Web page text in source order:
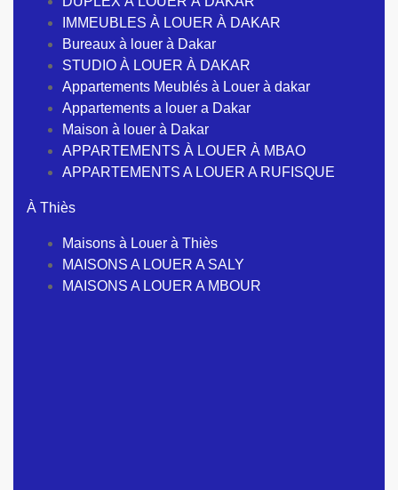
IMMEUBLES À LOUER À DAKAR
Bureaux à louer à Dakar
STUDIO À LOUER À DAKAR
Appartements Meublés à Louer à dakar
Appartements a louer a Dakar
Maison à louer à Dakar
APPARTEMENTS À LOUER À MBAO
APPARTEMENTS A LOUER A RUFISQUE
À Thiès
Maisons à Louer à Thiès
MAISONS A LOUER A SALY
MAISONS A LOUER A MBOUR